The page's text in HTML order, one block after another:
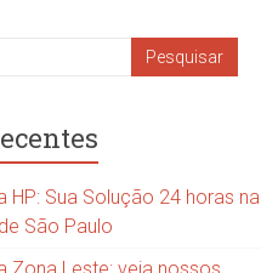
HP: Sua Solução 24 horas na
São Paulo